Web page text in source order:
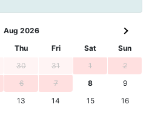
Aug 2026
Thu Fri Sat
Sun
30 31 1
2
6 7 8
9
13 14 15
16